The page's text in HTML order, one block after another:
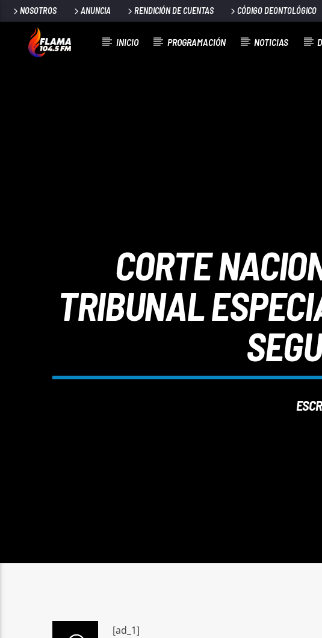
NOSOTROS ANUNCIA RENDICIÓN DE CUENTAS CÓDIGO DEONTOLÓGICO
INICIO PROGRAMACIÓN NOTICIAS
CORTE
TRIBUNAL
[ad_1]